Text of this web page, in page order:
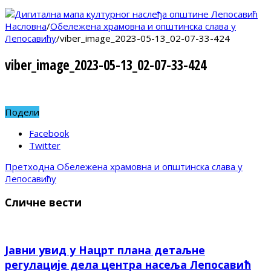
Насловна/Обележена храмовна и општинска слава у
Лепосавићу/viber_image_2023-05-13_02-07-33-424
viber_image_2023-05-13_02-07-33-424
Подели
Facebook
Twitter
Претходна Обележена храмовна и општинска слава у
Лепосавићу
Сличне вести
Јавни увид у Нацрт плана детаљне
регулације дела центра насеља Лепосавић